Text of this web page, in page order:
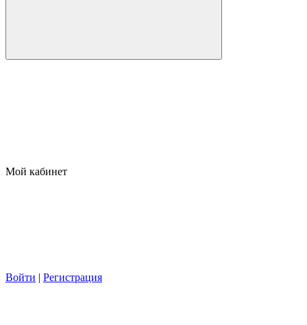
Мой кабинет
Войти | Регистрация